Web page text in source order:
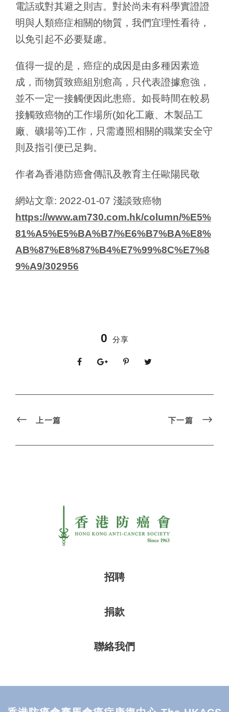
電話或對其避之則吉。對於尚未有科學實證證
明與人類癌症相關的物質，我們宜理性看待，
以免引起不必要疑慮。
值得一提的是，癌症的成因是由多種因素造
成，而物質致癌組別愈高，只代表證據愈強，
並不一定一接觸便因此患癌。如長時間在較易
接觸致癌物的工作場所(如化工廠、木製品工
廠、礦場等)工作，只需遵照相關的職業安全守
則及指引便已足夠。
作者為香港防癌會傳訊及教育主任歐陽民敬
網站文章: 2022-01-07 淺談致癌物
https://www.am730.com.hk/column/%E5%
81%A5%E5%BA%B7/%E6%B7%BA%E8%
AB%87%E8%87%B4%E7%99%8C%E7%8
9%A9/302956
0 分享
上一篇 下一篇
招聘
捐款
聯絡我們